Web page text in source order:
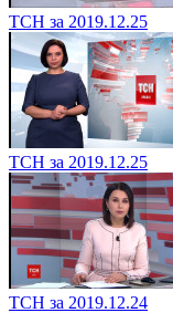
ТСН за 2019.12.25
ТСН за 2019.12.25
ТСН за 2019.12.24